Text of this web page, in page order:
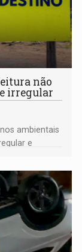
não
irregular
ambientais
e